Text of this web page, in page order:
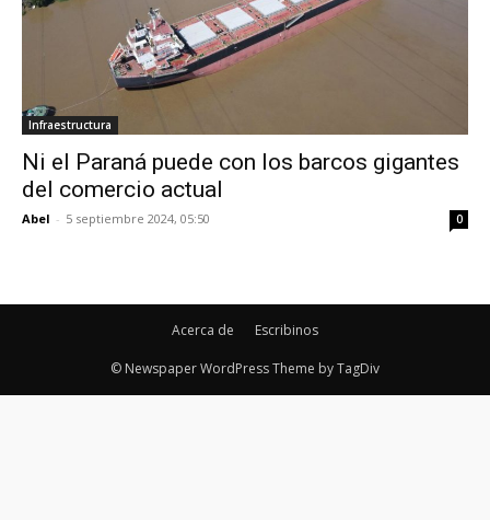
Infraestructura
Ni el Paraná puede con los barcos gigantes
del comercio actual
Abel - 5 septiembre 2024, 05:50 0
Acerca de Escribinos
© Newspaper WordPress Theme by TagDiv